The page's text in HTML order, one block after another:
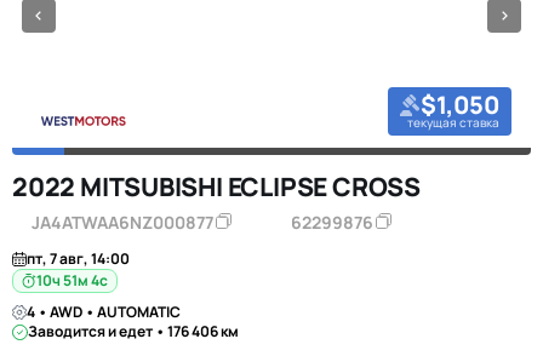
$1,050
текущая ставка
2022 MITSUBISHI ECLIPSE CROSS
JA4ATWAA6NZ000877 62299876
пт, 7 авг, 14:00
10ч 51м 3с
4 • AWD • AUTOMATIC
Заводится и едет • 176 406 км